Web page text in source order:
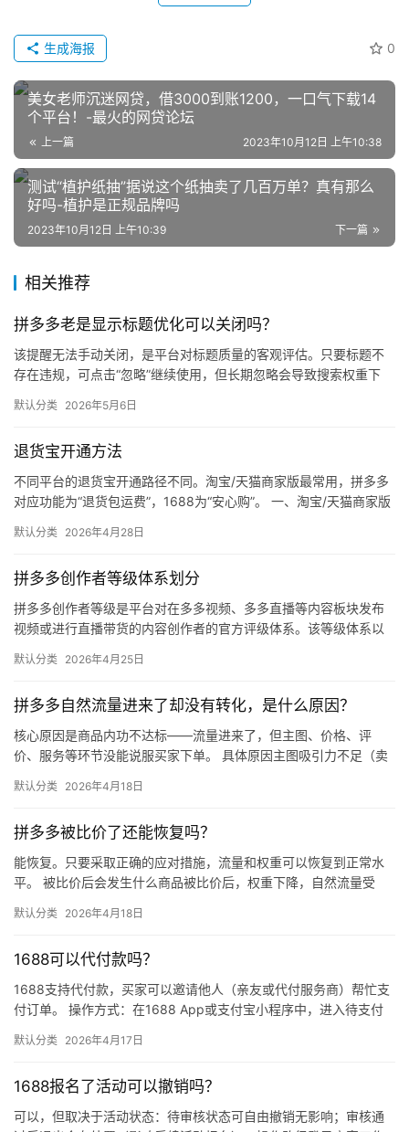
店
运
营
跨
境
电
媒
体
社
登录
0
生成海报
美女老师沉迷网贷，借3000到账1200，一口气下载14
个平台！-最火的网贷论坛
上一篇 2023年10月12日 上午10:38
测试“植护纸抽”据说这个纸抽卖了几百万单？真有那么
好吗-植护是正规品牌吗
下一篇
2023年10月12日 上午10:39
相关推荐
拼多多老是显示标题优化可以关闭吗？
该提醒无法手动关闭，是平台对标题质量的客观评估。只要标题不
存在违规，可点击“忽略”继续使用，但长期忽略会导致搜索权重下
默认分类 2026年5月6日
退货宝开通方法
不同平台的退货宝开通路径不同。淘宝/天猫商家版最常用，拼多多
对应功能为“退货包运费”，1688为“安心购”。 一、淘宝/天猫商家版
默认分类 2026年4月28日
拼多多创作者等级体系划分
拼多多创作者等级是平台对在多多视频、多多直播等内容板块发布
视频或进行直播带货的内容创作者的官方评级体系。该等级体系以
同等级…
默认分类 2026年4月25日
拼多多自然流量进来了却没有转化，是什么原因？
核心原因是商品内功不达标——流量进来了，但主图、价格、评
价、服务等环节没能说服买家下单。 具体原因主图吸引力不足（卖
评少、…
默认分类 2026年4月18日
拼多多被比价了还能恢复吗？
能恢复。只要采取正确的应对措施，流量和权重可以恢复到正常水
平。 被比价后会发生什么商品被比价后，权重下降，自然流量受
网价格…
默认分类 2026年4月18日
1688可以代付款吗？
1688支持代付款，买家可以邀请他人（亲友或代付服务商）帮忙支
付订单。 操作方式：在1688 App或支付宝小程序中，进入待支付
默认分类 2026年4月17日
1688报名了活动可以撤销吗？
可以，但取决于活动状态：待审核状态可自由撤销无影响；审核通